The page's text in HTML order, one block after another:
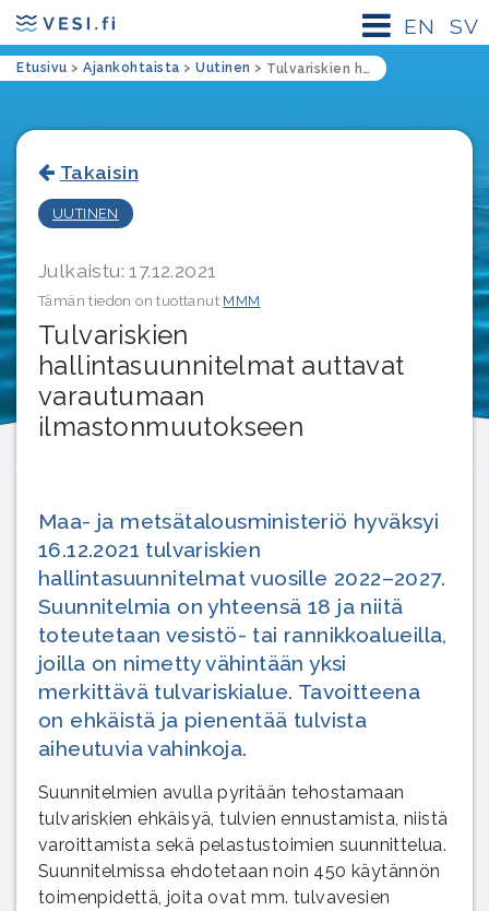
SV
EN
Etusivu > Ajankohtaista > Uutinen > Tulvariskien hallintasuunnitelmat auttavat varautumaan ilmastonmuutokseen
Takaisin
UUTINEN
Julkaistu: 17.12.2021
Tämän tiedon on tuottanut MMM
Tulvariskien
hallintasuunnitelmat auttavat
varautumaan
ilmastonmuutokseen
Maa- ja metsätalousministeriö hyväksyi
16.12.2021 tulvariskien
hallintasuunnitelmat vuosille 2022–2027.
Suunnitelmia on yhteensä 18 ja niitä
toteutetaan vesistö- tai rannikkoalueilla,
joilla on nimetty vähintään yksi
merkittävä tulvariskialue. Tavoitteena
on ehkäistä ja pienentää tulvista
aiheutuvia vahinkoja.
Suunnitelmien avulla pyritään tehostamaan
tulvariskien ehkäisyä, tulvien ennustamista, niistä
varoittamista sekä pelastustoimien suunnittelua.
Suunnitelmissa ehdotetaan noin 450 käytännön
toimenpidettä, joita ovat mm. tulvavesien